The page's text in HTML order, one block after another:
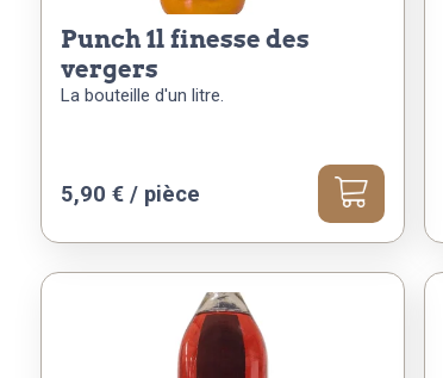
punch 1l finesse des
vergers
La bouteille d'un litre.
5,90 € / pièce